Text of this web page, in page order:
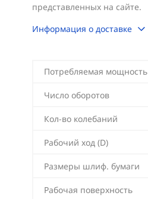
представленных на сайте.
Информация о доставке
Потребляемая мощность
Число оборотов
Кол-во колебаний
Рабочий ход (D)
Размеры шлиф. бумаги
Рабочая поверхность